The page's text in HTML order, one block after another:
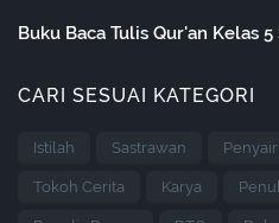
Buku Baca Tulis Qur'an Kelas 5
CARI SESUAI KATEGORI
Istilah Sastrawan Penyair
Tokoh Cerita Karya